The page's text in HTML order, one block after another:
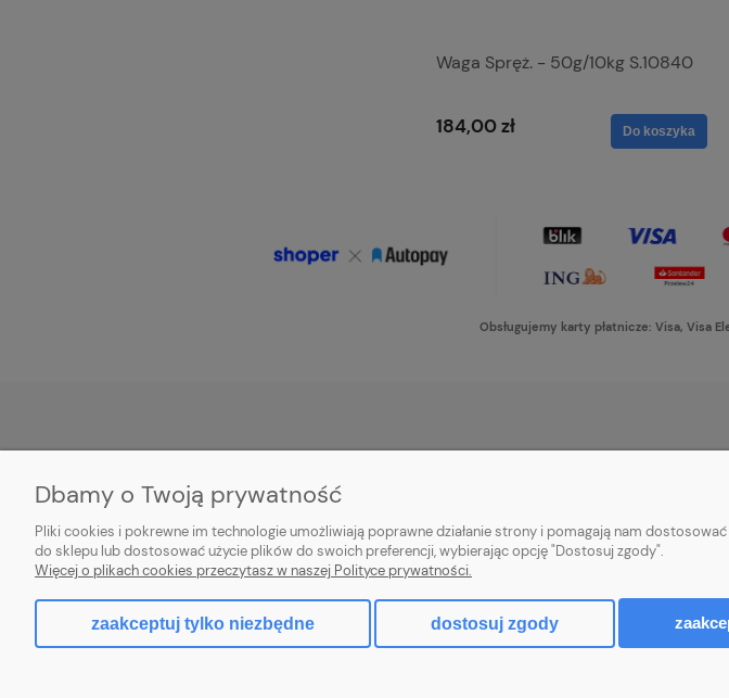
Waga Spręż. - 50g/10kg S.10840
184,00 zł Do koszyka
Obsługujemy karty płatnicze: Visa, Visa
Zwroty i reklamacje
Aplikacja
Regulamin
Ustawienia konta
Przechowalnia
Czas i koszty
Dbamy o Twoją prywatność
Pliki cookies i pokrewne im technologie umożliwiają poprawne działanie strony i pomagają nam
do sklepu lub dostosować użycie plików do swoich preferencji, wybierając opcję "Dostosuj zgody".
Więcej o plikach cookies przeczytasz w naszej Polityce prywatności.
zaakceptuj tylko niezbędne dostosuj zgody